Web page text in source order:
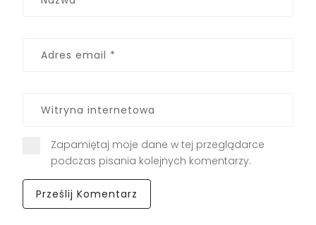
Zapamiętaj moje dane w tej przeglądarce
podczas pisania kolejnych komentarzy.